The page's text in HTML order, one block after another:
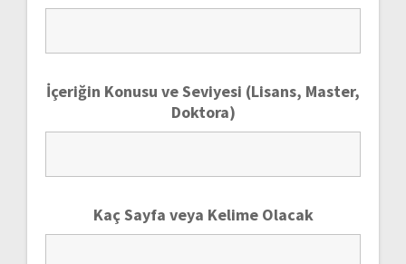
İçeriğin Konusu ve Seviyesi (Lisans, Master,
Doktora)
Kaç Sayfa veya Kelime Olacak